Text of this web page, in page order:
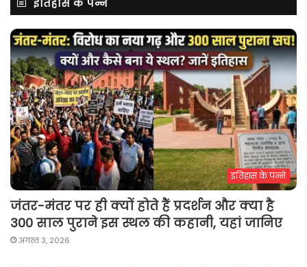
इतिहास के पन्ने
इतिहास के पन्ने
जंतर-मंतर पर ही क्यों होते हैं प्रदर्शन और क्या है
300 साल पुराने इस स्थल की कहानी, यहां जानिए
अगस्त 3, 2026